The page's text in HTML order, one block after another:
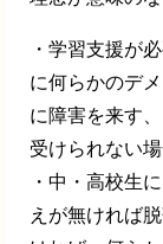
・学習支援が
に何らかのデ
に障害を来す
受けられない
・中・高校生
えが無ければ